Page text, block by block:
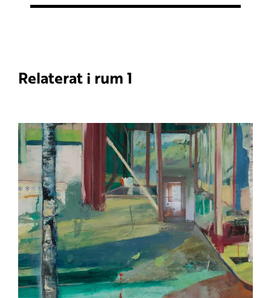
Relaterat i rum 1